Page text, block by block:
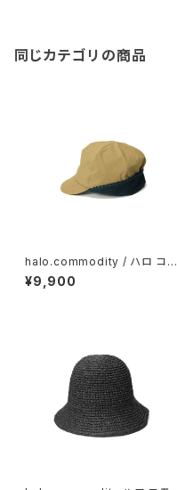
同じカテゴリの商品
halo.commodity / ハロ コモ
ディティ Crevice Flap Cap/
Camel
¥9,900